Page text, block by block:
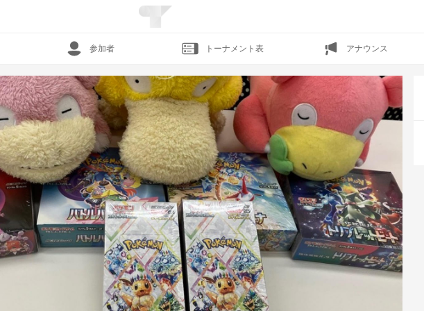
参加者 トーナメント表 アナウンス